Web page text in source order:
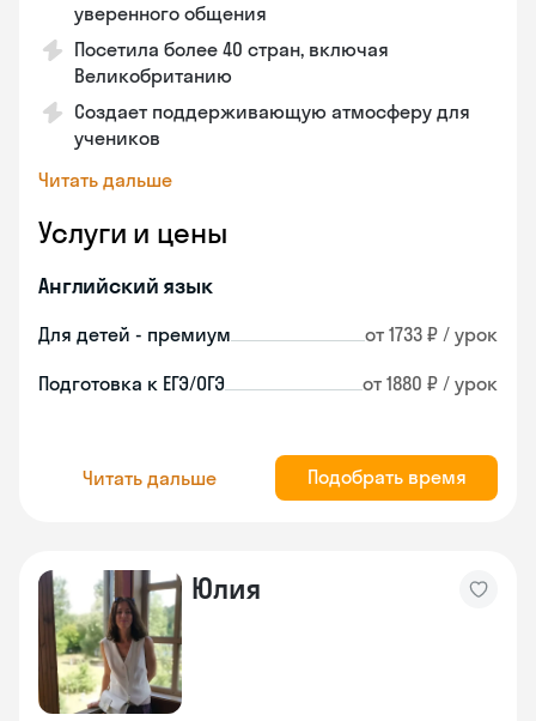
уверенного общения
Посетила более 40 стран, включая
Великобританию
Создает поддерживающую атмосферу для
учеников
Читать дальше
Услуги и цены
Английский язык
Для детей - премиум от 1733 ₽ / урок
Подготовка к ЕГЭ/ОГЭ от 1880 ₽ / урок
Читать дальше Подобрать время
Юлия